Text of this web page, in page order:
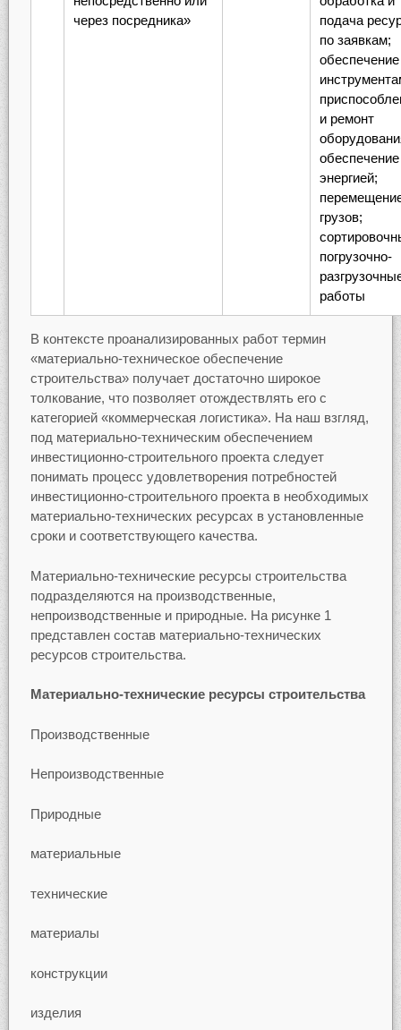
через посредника»
подача
по заявкам;
обеспечение
и ремонт
обеспечение
энергией;
грузов;
погрузочно-
работы
В контексте проанализированных работ термин
«материально-техническое обеспечение
строительства» получает достаточно широкое
толкование, что позволяет отождествлять его с
категорией «коммерческая логистика». На наш взгляд,
под материально-техническим обеспечением
инвестиционно-строительного проекта следует
понимать процесс удовлетворения потребностей
инвестиционно-строительного проекта в необходимых
материально-технических ресурсах в установленные
сроки и соответствующего качества.
Материально-технические ресурсы строительства
подразделяются на производственные,
непроизводственные и природные. На рисунке 1
представлен состав материально-технических
ресурсов строительства.
Материально-технические ресурсы строительства
Производственные
Непроизводственные
Природные
материальные
технические
материалы
конструкции
изделия